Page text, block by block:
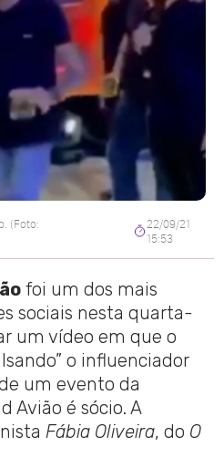
(Foto:
22/09/21
15:53
foi um dos mais
sociais nesta quarta-
um vídeo em que o
o influenciador
um evento da
Avião é sócio. A
Fábia Oliveira, do O